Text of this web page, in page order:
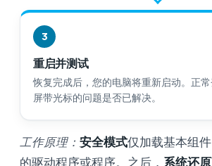
3
重启并测试
恢复完成后，您的电脑将重新启动。正
屏带光标的问题是否已解决。
工作原理： 安全模式仅加载基本组
的驱动程序或程序。之后， 系统还原